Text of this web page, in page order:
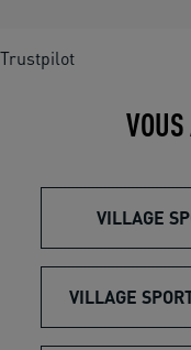
Trustpilot
VILLAGE
VILLAGE